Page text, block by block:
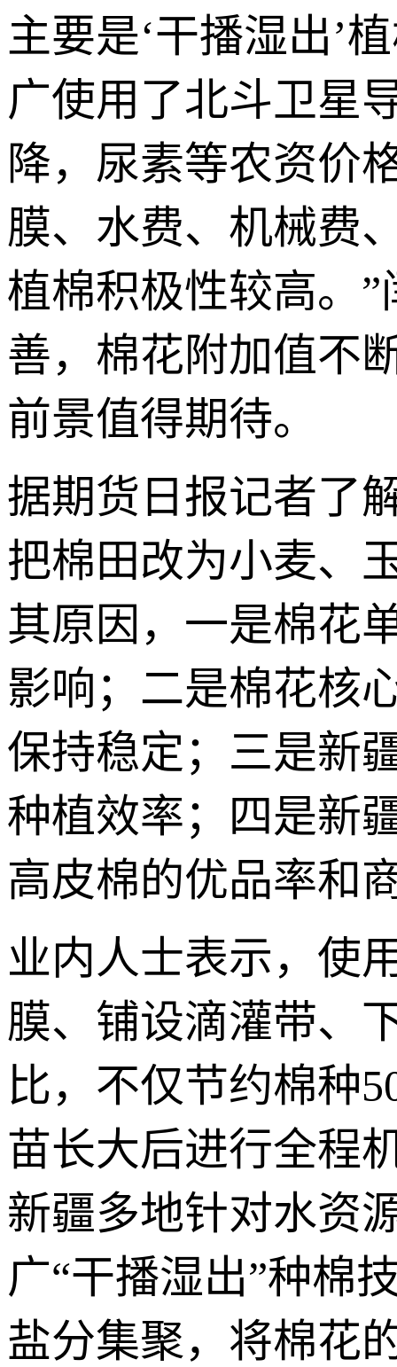
主要是‘干播湿出’
广使用了北斗卫星
降，尿素等农资价
膜、水费、机械费
植棉积极性较高。
善，棉花附加值不
前景值得期待。
据期货日报记者了
把棉田改为小麦、
其原因，一是棉花
影响；二是棉花核
保持稳定；三是新
种植效率；四是新
高皮棉的优品率和
业内人士表示，使
膜、铺设滴灌带、
比，不仅节约棉种
苗长大后进行全程
新疆多地针对水资
广“干播湿出”种棉
盐分集聚，将棉花